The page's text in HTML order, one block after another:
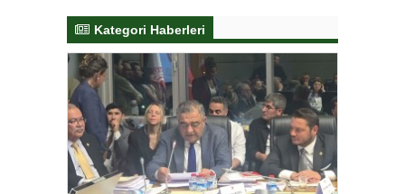
Kategori Haberleri